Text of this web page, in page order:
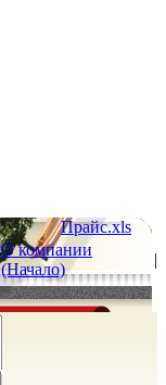
О компании
(Начало)
|
Прайс.xls